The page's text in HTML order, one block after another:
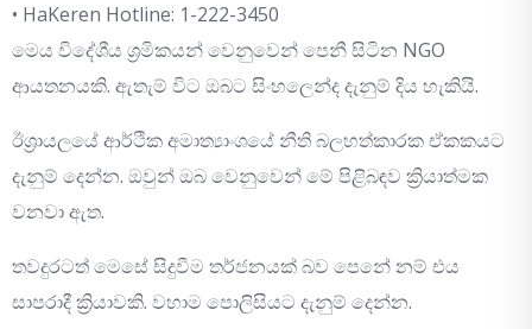
• HaKeren Hotline: 1-222-3450
මෙය විදේශීය ශ්‍රමිකයන් වෙනුවෙන් පෙනී සිටින NGO
ආයතනයකි. ඇතැම් විට ඔබට සිංහලෙන්ද දැනුම් දිය හැකියි.
ඊශ්‍රායලයේ ආර්ථික අමාත්‍යාංශයේ නීති බලහත්කාරක ඒකකයට
දැනුම් දෙන්න. ඔවුන් ඔබ වෙනුවෙන් මේ පිළිබඳව ක්‍රියාත්මක
වනවා ඇත.
තවදුරටත් මෙසේ සිදුවීම තර්ජනයක් බව පෙනේ නම් එය
සාපරාදී ක්‍රියාවකි. වහාම පොලිසියට දැනුම් දෙන්න.